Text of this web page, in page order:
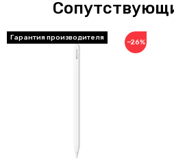
Гарантия производителя
−26%